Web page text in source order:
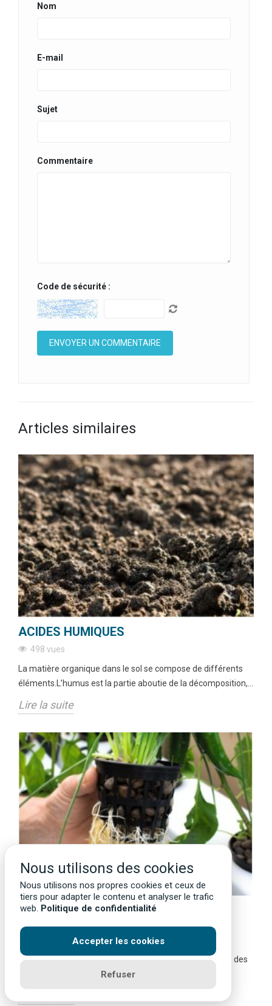
Nom
E-mail
Sujet
Commentaire
Code de sécurité :
Articles similaires
ACIDES HUMIQUES
498 vues
La matière organique dans le sol se compose de différents
éléments.L’humus est la partie aboutie de la décomposition,...
Lire la suite
DES RACINES SAINES, LA CLÉ DE LA
Les racines de vos plantes sont invisibles dans la plupart des
modes de culture et pourtant, elles ont une grande...
Nous utilisons des cookies
Nous utilisons nos propres cookies et ceux de
tiers pour adapter le contenu et analyser le trafic
web. Politique de confidentialité
Accepter les cookies
Refuser